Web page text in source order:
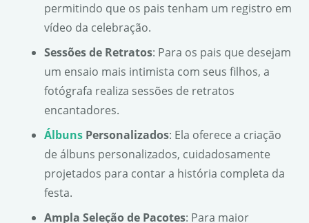
permitindo que os pais tenham um registro em
vídeo da celebração.
Sessões de Retratos: Para os pais que desejam
um ensaio mais intimista com seus filhos, a
fotógrafa realiza sessões de retratos
encantadores.
Álbuns Personalizados: Ela oferece a criação
de álbuns personalizados, cuidadosamente
projetados para contar a história completa da
festa.
Ampla Seleção de Pacotes: Para maior